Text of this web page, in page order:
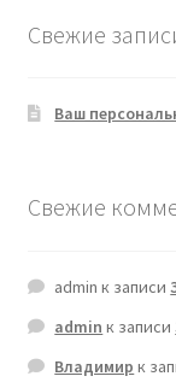
Свежие
Ваш
Свежие
admin к записи
admin к записи
Владимир к